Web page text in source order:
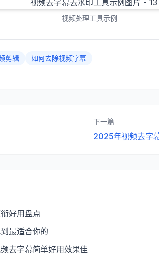
视频处理工具示例
剪辑 如何去除视频字幕
下一篇
2025年视频去字
好用盘点
最适合你的
去字幕简单好用效果佳